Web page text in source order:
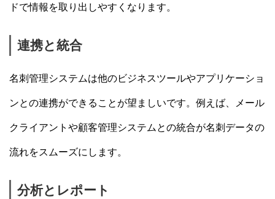
ドで情報を取り出しやすくなります。
連携と統合
名刺管理システムは他のビジネスツールやアプリケーショ
ンとの連携ができることが望ましいです。例えば、メール
クライアントや顧客管理システムとの統合が名刺データの
流れをスムーズにします。
分析とレポート